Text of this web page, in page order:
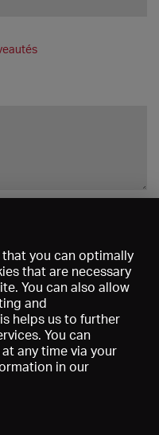
you can optimally
that are necessary
You can also allow
and
helps us to further
You can
any time via your
in our